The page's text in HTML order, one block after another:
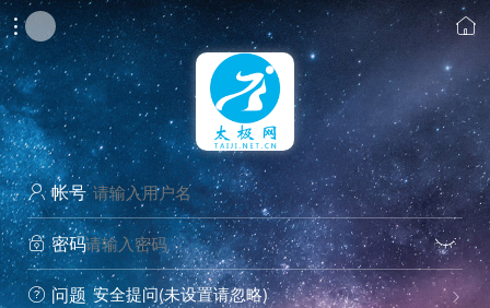
 
 帐号
 密码 
 问题 
安全提问(未设置请忽略)